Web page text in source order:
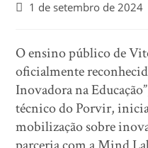
1 de setembro de 2024
O ensino público de
oficialmente
Inovadora na
técnico do Porvir,
mobilização sobre